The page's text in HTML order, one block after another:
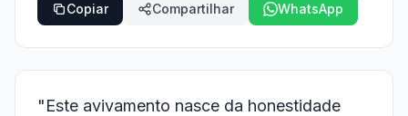
Copiar Compartilhar WhatsApp
"Este avivamento nasce da honestidade